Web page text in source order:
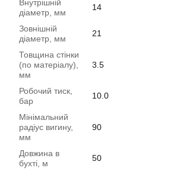
Внутрішній
діаметр, мм
14
Зовнішній
діаметр, мм
21
Товщина стінки
(по матеріалу),
мм
3.5
Робочий тиск,
бар
10.0
Мінімальний
радіус вигину,
мм
90
Довжина в
бухті, м
50